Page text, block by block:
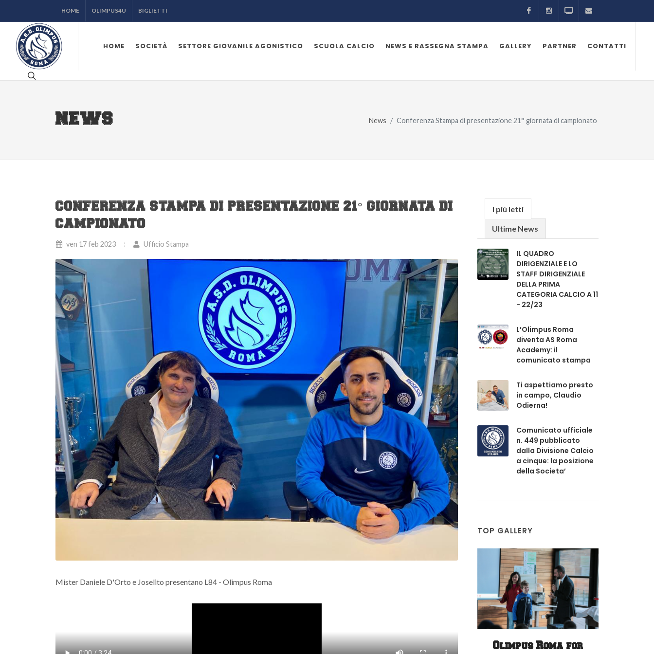
HOME OLIMPUS4U BIGLIETTI FacebookInstagramOdeon TV
HOME SOCIETÀ SETTORE GIOVANILE AGONISTICO SCUOLA CALCIO NEWS E RASSEGNA STAMPA GALLERY PARTNER CONTATTI
NEWS News Conferenza Stampa di presentazione 21° giornata di campionato
CONFERENZA STAMPA DI PRESENTAZIONE 21° GIORNATA DI
CAMPIONATO
ven 17 feb 2023 Ufficio Stampa
Mister Daniele D'Orto e Joselito presentano L84 - Olimpus Roma
I più letti
Ultime News
IL QUADRO
DIRIGENZIALE E LO
STAFF DIRIGENZIALE
DELLA PRIMA
CATEGORIA CALCIO A 11
- 22/23
L’Olimpus Roma
diventa AS Roma
Academy: il
comunicato stampa
Ti aspettiamo presto
in campo, Claudio
Odierna!
Comunicato ufficiale
n. 449 pubblicato
dalla Divisione Calcio
a cinque: la posizione
della Societa’
TOP GALLERY
2010 Campo
Gruppo 2010 Olgiata
Olimpus Roma for
Blues Partners